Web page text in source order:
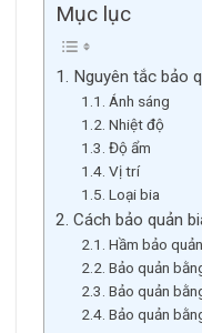
Mục lục
1. Nguyên tắc bảo
1.1. Ánh sáng
1.2. Nhiệt độ
1.3. Độ ẩm
1.4. Vị trí
1.5. Loại bia
2. Cách bảo quản
2.1. Hầm bảo quản
2.2. Bảo quản
2.3. Bảo quản
2.4. Bảo quản